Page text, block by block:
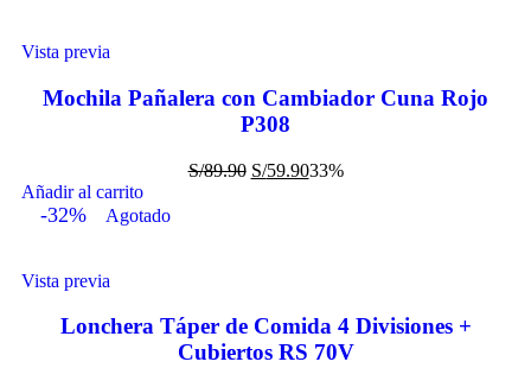
Vista previa
Mochila Pañalera con Cambiador Cuna Rojo
P308
S/89.90 S/59.9033%
Añadir al carrito
-32% Agotado
Vista previa
Lonchera Táper de Comida 4 Divisiones +
Cubiertos RS 70V